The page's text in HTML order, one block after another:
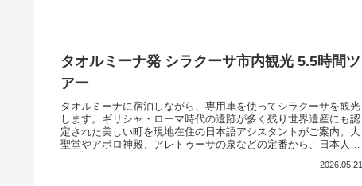
タオルミーナ発 シラクーサ市内観光 5.5時間ツ
アー
タオルミーナに宿泊しながら、専用車を使ってシラクーサを観光
します。ギリシャ・ローマ時代の遺跡が多く残り世界遺産にも認
定された美しい町を現地在住の日本語アシスタントがご案内。大
聖堂やアポロ神殿、アレトゥーサの泉などの定番から、日本人だ
方にも安心。ぜひ美しくて美味しいシラクーサの町を満喫してく
2026.05.21